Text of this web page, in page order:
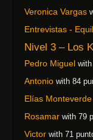
Veronica Vargas
Entrevistas -
Nivel 3 – Los
Pedro Miguel
Antonio with 84
Elías Monteverde
Rosamar with 79
Victor with 71